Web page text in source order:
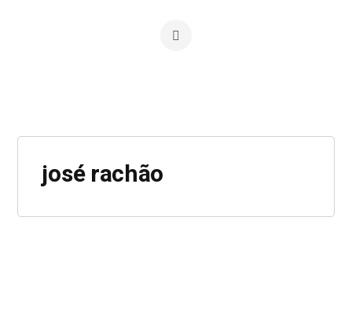
josé rachão